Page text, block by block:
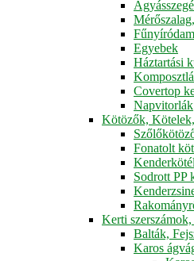
Egyebek
Háztartási
Covertop
Napvitorlák
Kötözők,
Fonatolt
Kenderkötél
Sodrott PP
Kerti
Balták,
Karos